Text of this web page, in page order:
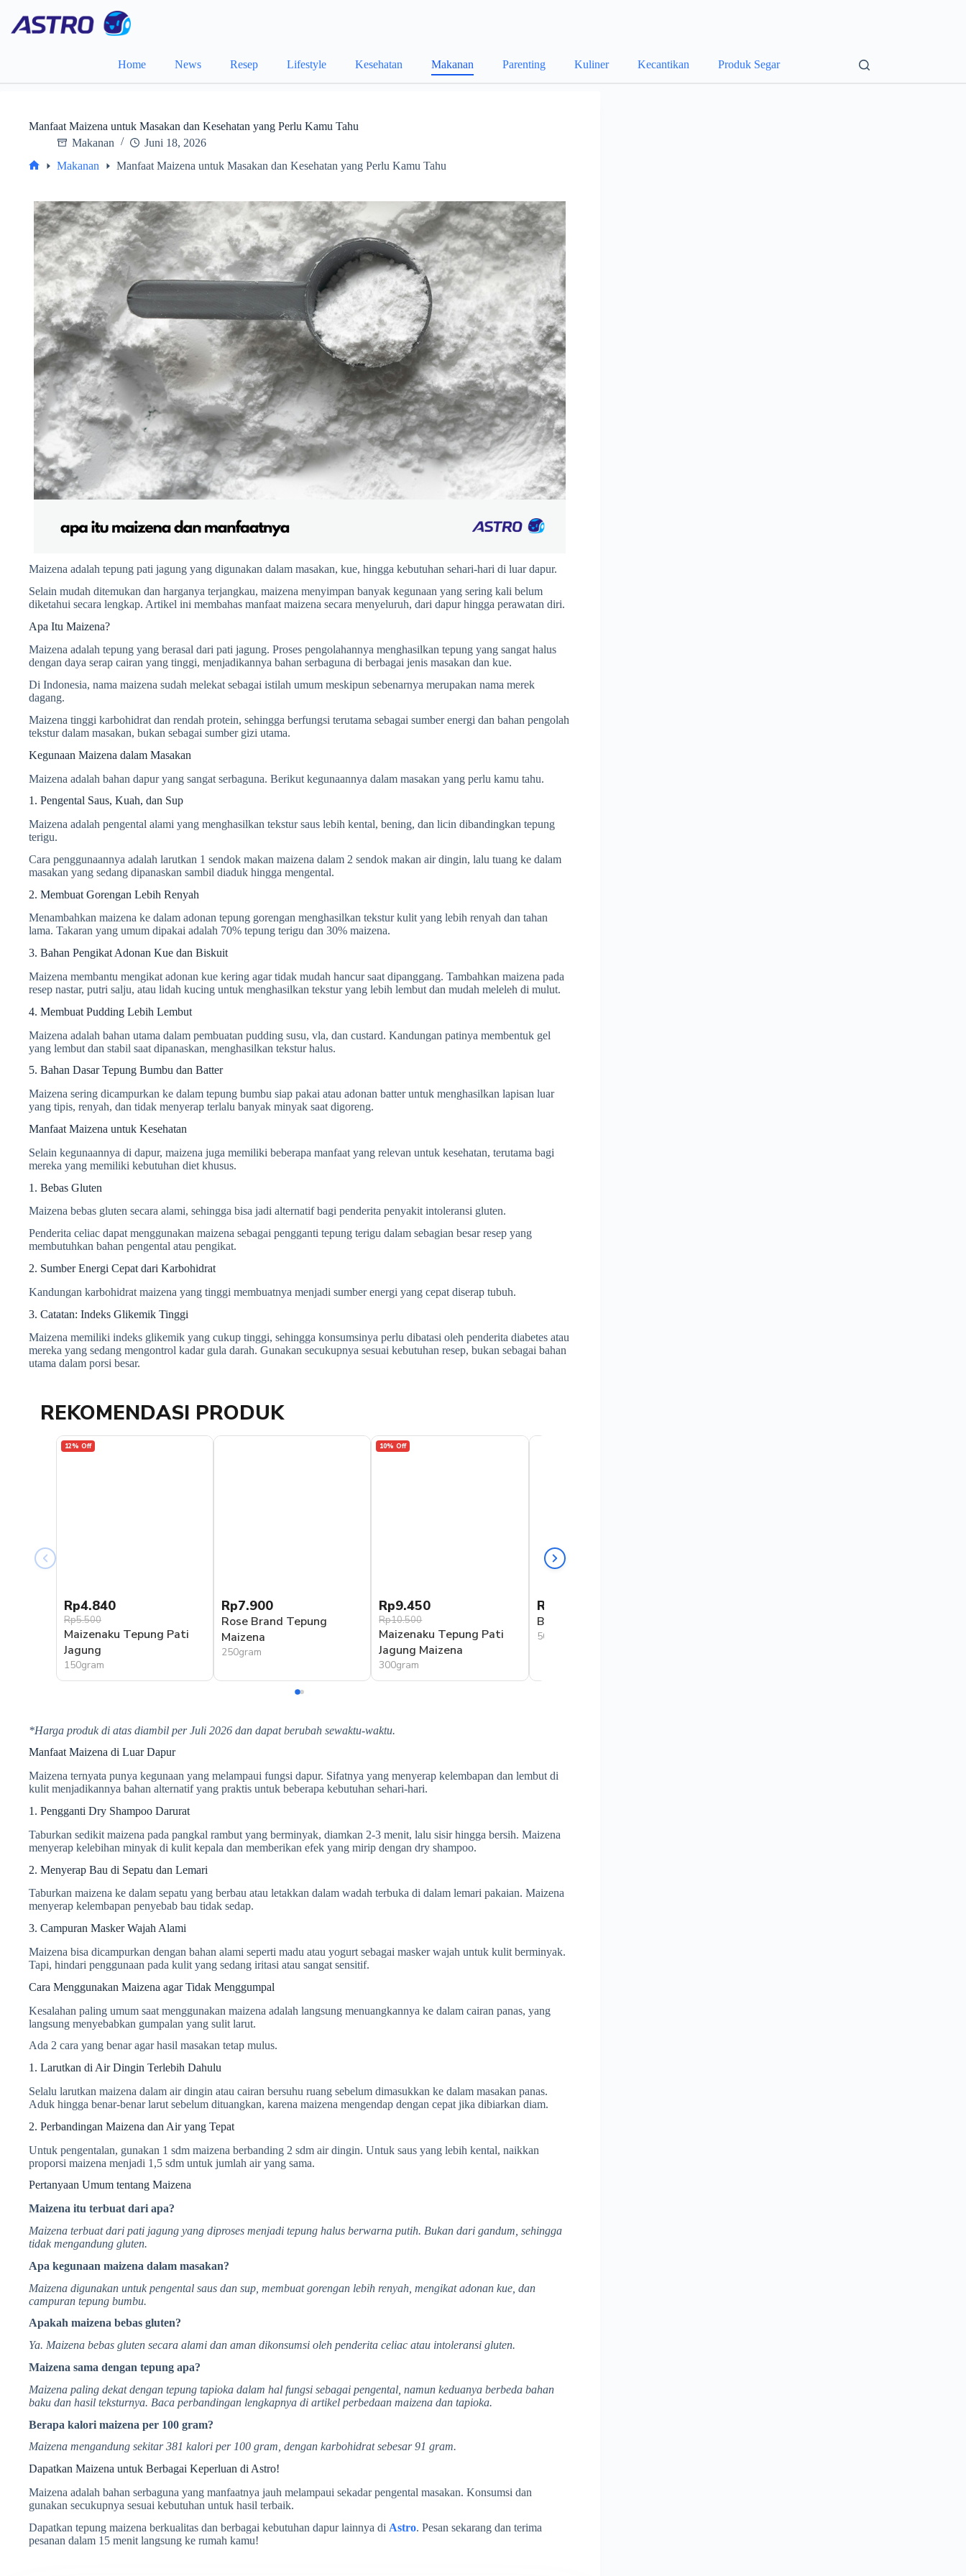
content
Home News Resep Lifestyle Kesehatan Makanan Parenting Kuliner Kecantikan Produk Segar
Manfaat Maizena untuk Masakan dan Kesehatan yang Perlu Kamu Tahu
Makanan
Juni 18, 2026
Makanan Manfaat Maizena untuk Masakan dan Kesehatan yang Perlu Kamu Tahu
Maizena adalah tepung pati jagung yang digunakan dalam masakan, kue, hingga kebutuhan sehari-hari di luar dapur.
Selain mudah ditemukan dan harganya terjangkau, maizena menyimpan banyak kegunaan yang sering kali belum
diketahui secara lengkap. Artikel ini membahas manfaat maizena secara menyeluruh, dari dapur hingga perawatan diri.
Apa Itu Maizena?
Maizena adalah tepung yang berasal dari pati jagung. Proses pengolahannya menghasilkan tepung yang sangat halus
dengan daya serap cairan yang tinggi, menjadikannya bahan serbaguna di berbagai jenis masakan dan kue.
Di Indonesia, nama maizena sudah melekat sebagai istilah umum meskipun sebenarnya merupakan nama merek
dagang.
Maizena tinggi karbohidrat dan rendah protein, sehingga berfungsi terutama sebagai sumber energi dan bahan pengolah
tekstur dalam masakan, bukan sebagai sumber gizi utama.
Kegunaan Maizena dalam Masakan
Maizena adalah bahan dapur yang sangat serbaguna. Berikut kegunaannya dalam masakan yang perlu kamu tahu.
1. Pengental Saus, Kuah, dan Sup
Maizena adalah pengental alami yang menghasilkan tekstur saus lebih kental, bening, dan licin dibandingkan tepung
terigu.
Cara penggunaannya adalah larutkan 1 sendok makan maizena dalam 2 sendok makan air dingin, lalu tuang ke dalam
masakan yang sedang dipanaskan sambil diaduk hingga mengental.
2. Membuat Gorengan Lebih Renyah
Menambahkan maizena ke dalam adonan tepung gorengan menghasilkan tekstur kulit yang lebih renyah dan tahan
lama. Takaran yang umum dipakai adalah 70% tepung terigu dan 30% maizena.
3. Bahan Pengikat Adonan Kue dan Biskuit
Maizena membantu mengikat adonan kue kering agar tidak mudah hancur saat dipanggang. Tambahkan maizena pada
resep nastar, putri salju, atau lidah kucing untuk menghasilkan tekstur yang lebih lembut dan mudah meleleh di mulut.
4. Membuat Pudding Lebih Lembut
Maizena adalah bahan utama dalam pembuatan pudding susu, vla, dan custard. Kandungan patinya membentuk gel
yang lembut dan stabil saat dipanaskan, menghasilkan tekstur halus.
5. Bahan Dasar Tepung Bumbu dan Batter
Maizena sering dicampurkan ke dalam tepung bumbu siap pakai atau adonan batter untuk menghasilkan lapisan luar
yang tipis, renyah, dan tidak menyerap terlalu banyak minyak saat digoreng.
Manfaat Maizena untuk Kesehatan
Selain kegunaannya di dapur, maizena juga memiliki beberapa manfaat yang relevan untuk kesehatan, terutama bagi
mereka yang memiliki kebutuhan diet khusus.
1. Bebas Gluten
Maizena bebas gluten secara alami, sehingga bisa jadi alternatif bagi penderita penyakit intoleransi gluten.
Penderita celiac dapat menggunakan maizena sebagai pengganti tepung terigu dalam sebagian besar resep yang
membutuhkan bahan pengental atau pengikat.
2. Sumber Energi Cepat dari Karbohidrat
Kandungan karbohidrat maizena yang tinggi membuatnya menjadi sumber energi yang cepat diserap tubuh.
3. Catatan: Indeks Glikemik Tinggi
Maizena memiliki indeks glikemik yang cukup tinggi, sehingga konsumsinya perlu dibatasi oleh penderita diabetes atau
mereka yang sedang mengontrol kadar gula darah. Gunakan secukupnya sesuai kebutuhan resep, bukan sebagai bahan
utama dalam porsi besar.
REKOMENDASI PRODUK
12% Off
Rp4.840
Rp5.500
Maizenaku Tepung Pati
Jagung
150gram
Rp7.900
Rose Brand Tepung
Maizena
250gram
10% Off
Rp9.450
Rp10.500
Maizenaku Tepung Pati
Jagung Maizena
300gram
Rp12.000
Bola Deli Tepung Maizena
500gram
*Harga produk di atas diambil per Juli 2026 dan dapat berubah sewaktu-waktu.
Manfaat Maizena di Luar Dapur
Maizena ternyata punya kegunaan yang melampaui fungsi dapur. Sifatnya yang menyerap kelembapan dan lembut di
kulit menjadikannya bahan alternatif yang praktis untuk beberapa kebutuhan sehari-hari.
1. Pengganti Dry Shampoo Darurat
Taburkan sedikit maizena pada pangkal rambut yang berminyak, diamkan 2-3 menit, lalu sisir hingga bersih. Maizena
menyerap kelebihan minyak di kulit kepala dan memberikan efek yang mirip dengan dry shampoo.
2. Menyerap Bau di Sepatu dan Lemari
Taburkan maizena ke dalam sepatu yang berbau atau letakkan dalam wadah terbuka di dalam lemari pakaian. Maizena
menyerap kelembapan penyebab bau tidak sedap.
3. Campuran Masker Wajah Alami
Maizena bisa dicampurkan dengan bahan alami seperti madu atau yogurt sebagai masker wajah untuk kulit berminyak.
Tapi, hindari penggunaan pada kulit yang sedang iritasi atau sangat sensitif.
Cara Menggunakan Maizena agar Tidak Menggumpal
Kesalahan paling umum saat menggunakan maizena adalah langsung menuangkannya ke dalam cairan panas, yang
langsung menyebabkan gumpalan yang sulit larut.
Ada 2 cara yang benar agar hasil masakan tetap mulus.
1. Larutkan di Air Dingin Terlebih Dahulu
Selalu larutkan maizena dalam air dingin atau cairan bersuhu ruang sebelum dimasukkan ke dalam masakan panas.
Aduk hingga benar-benar larut sebelum dituangkan, karena maizena mengendap dengan cepat jika dibiarkan diam.
2. Perbandingan Maizena dan Air yang Tepat
Untuk pengentalan, gunakan 1 sdm maizena berbanding 2 sdm air dingin. Untuk saus yang lebih kental, naikkan
proporsi maizena menjadi 1,5 sdm untuk jumlah air yang sama.
Pertanyaan Umum tentang Maizena
Maizena itu terbuat dari apa?
Maizena terbuat dari pati jagung yang diproses menjadi tepung halus berwarna putih. Bukan dari gandum, sehingga
tidak mengandung gluten.
Apa kegunaan maizena dalam masakan?
Maizena digunakan untuk pengental saus dan sup, membuat gorengan lebih renyah, mengikat adonan kue, dan
campuran tepung bumbu.
Apakah maizena bebas gluten?
Ya. Maizena bebas gluten secara alami dan aman dikonsumsi oleh penderita celiac atau intoleransi gluten.
Maizena sama dengan tepung apa?
Maizena paling dekat dengan tepung tapioka dalam hal fungsi sebagai pengental, namun keduanya berbeda bahan
baku dan hasil teksturnya. Baca perbandingan lengkapnya di artikel perbedaan maizena dan tapioka.
Berapa kalori maizena per 100 gram?
Maizena mengandung sekitar 381 kalori per 100 gram, dengan karbohidrat sebesar 91 gram.
Dapatkan Maizena untuk Berbagai Keperluan di Astro!
Maizena adalah bahan serbaguna yang manfaatnya jauh melampaui sekadar pengental masakan. Konsumsi dan
gunakan secukupnya sesuai kebutuhan untuk hasil terbaik.
Dapatkan tepung maizena berkualitas dan berbagai kebutuhan dapur lainnya di Astro. Pesan sekarang dan terima
pesanan dalam 15 menit langsung ke rumah kamu!